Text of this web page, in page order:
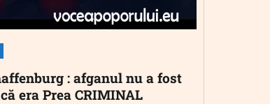
: afganul nu a fost
era Prea CRIMINAL